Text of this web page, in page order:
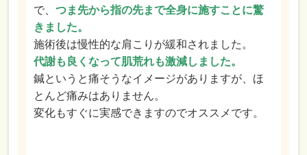
で、つま先から指の先まで全身に施すことに驚
きました。
施術後は慢性的な肩こりが緩和されました。
代謝も良くなって肌荒れも激減しました。
鍼というと痛そうなイメージがありますが、ほ
とんど痛みはありません。
変化もすぐに実感できますのでオススメです。